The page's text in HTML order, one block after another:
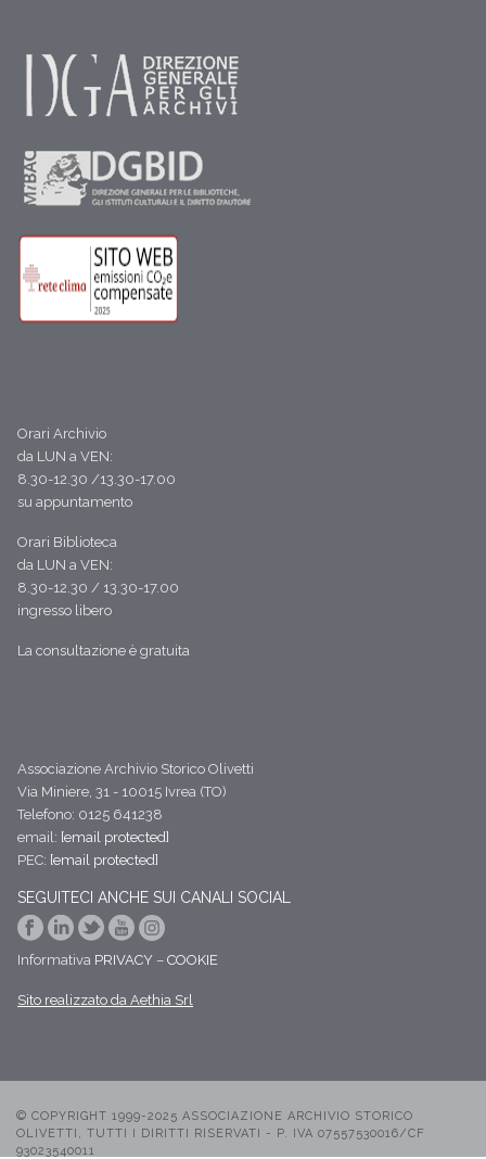
Orari Archivio
da LUN a VEN:
8.30-12.30 /13.30-17.00
su appuntamento
Orari Biblioteca
da LUN a VEN:
8.30-12.30 / 13.30-17.00
ingresso libero
La consultazione è gratuita
Associazione Archivio Storico Olivetti
Via Miniere, 31 - 10015 Ivrea (TO)
Telefono: 0125 641238
email: [email protected]
PEC: [email protected]
SEGUITECI ANCHE SUI CANALI SOCIAL
Informativa PRIVACY – COOKIE
Sito realizzato da Aethia Srl
© COPYRIGHT 1999-2025 ASSOCIAZIONE ARCHIVIO STORICO
OLIVETTI, TUTTI I DIRITTI RISERVATI - P. IVA 07557530016/CF
93023540011